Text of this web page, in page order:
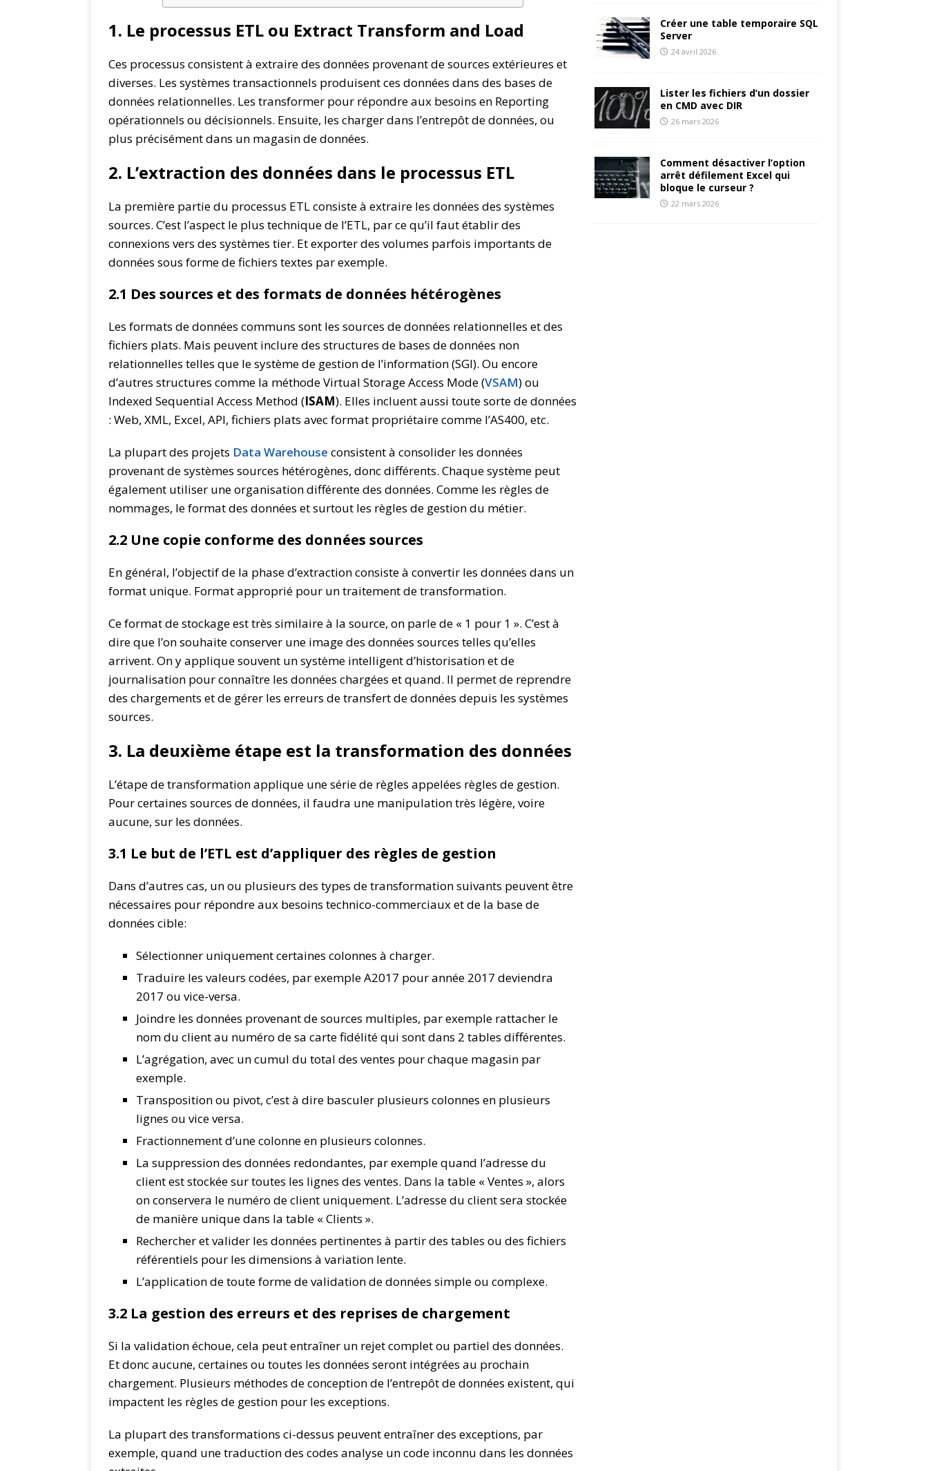
1. Le processus ETL ou Extract Transform and Load
Ces processus consistent à extraire des données provenant de sources extérieures et
diverses. Les systèmes transactionnels produisent ces données dans des bases de
données relationnelles. Les transformer pour répondre aux besoins en Reporting
opérationnels ou décisionnels. Ensuite, les charger dans l’entrepôt de données, ou
plus précisément dans un magasin de données.
2. L’extraction des données dans le processus ETL
La première partie du processus ETL consiste à extraire les données des systèmes
sources. C’est l’aspect le plus technique de l’ETL, par ce qu’il faut établir des
connexions vers des systèmes tier. Et exporter des volumes parfois importants de
données sous forme de fichiers textes par exemple.
2.1 Des sources et des formats de données hétérogènes
Les formats de données communs sont les sources de données relationnelles et des
fichiers plats. Mais peuvent inclure des structures de bases de données non
relationnelles telles que le système de gestion de l’information (SGI). Ou encore
d’autres structures comme la méthode Virtual Storage Access Mode (VSAM) ou
Indexed Sequential Access Method (ISAM). Elles incluent aussi toute sorte de données
: Web, XML, Excel, API, fichiers plats avec format propriétaire comme l’AS400, etc.
La plupart des projets Data Warehouse consistent à consolider les données
provenant de systèmes sources hétérogènes, donc différents. Chaque système peut
également utiliser une organisation différente des données. Comme les règles de
nommages, le format des données et surtout les règles de gestion du métier.
2.2 Une copie conforme des données sources
En général, l’objectif de la phase d’extraction consiste à convertir les données dans un
format unique. Format approprié pour un traitement de transformation.
Ce format de stockage est très similaire à la source, on parle de « 1 pour 1 ». C’est à
dire que l’on souhaite conserver une image des données sources telles qu’elles
arrivent. On y applique souvent un système intelligent d’historisation et de
journalisation pour connaître les données chargées et quand. Il permet de reprendre
des chargements et de gérer les erreurs de transfert de données depuis les systèmes
sources.
3. La deuxième étape est la transformation des données
L’étape de transformation applique une série de règles appelées règles de gestion.
Pour certaines sources de données, il faudra une manipulation très légère, voire
aucune, sur les données.
3.1 Le but de l’ETL est d’appliquer des règles de gestion
Dans d’autres cas, un ou plusieurs des types de transformation suivants peuvent être
nécessaires pour répondre aux besoins technico-commerciaux et de la base de
données cible:
Sélectionner uniquement certaines colonnes à charger.
Traduire les valeurs codées, par exemple A2017 pour année 2017 deviendra
2017 ou vice-versa.
Joindre les données provenant de sources multiples, par exemple rattacher le
nom du client au numéro de sa carte fidélité qui sont dans 2 tables différentes.
L’agrégation, avec un cumul du total des ventes pour chaque magasin par
exemple.
Transposition ou pivot, c’est à dire basculer plusieurs colonnes en plusieurs
lignes ou vice versa.
Fractionnement d’une colonne en plusieurs colonnes.
La suppression des données redondantes, par exemple quand l’adresse du
client est stockée sur toutes les lignes des ventes. Dans la table « Ventes », alors
on conservera le numéro de client uniquement. L’adresse du client sera stockée
de manière unique dans la table « Clients ».
Rechercher et valider les données pertinentes à partir des tables ou des fichiers
référentiels pour les dimensions à variation lente.
L’application de toute forme de validation de données simple ou complexe.
3.2 La gestion des erreurs et des reprises de chargement
Si la validation échoue, cela peut entraîner un rejet complet ou partiel des données.
Et donc aucune, certaines ou toutes les données seront intégrées au prochain
chargement. Plusieurs méthodes de conception de l’entrepôt de données existent, qui
impactent les règles de gestion pour les exceptions.
La plupart des transformations ci-dessus peuvent entraîner des exceptions, par
exemple, quand une traduction des codes analyse un code inconnu dans les données
Créer une table temporaire SQL
Server
24 avril 2026
Lister les fichiers d’un dossier
en CMD avec DIR
26 mars 2026
Comment désactiver l’option
arrêt défilement Excel qui
bloque le curseur ?
22 mars 2026